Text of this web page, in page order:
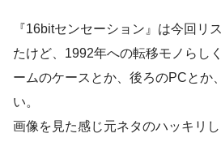
『16bitセンセーション』は今回リ
たけど、1992年への転移モノらし
ームのケースとか、後ろのPCとか
い。
画像を見た感じ元ネタのハッキリ